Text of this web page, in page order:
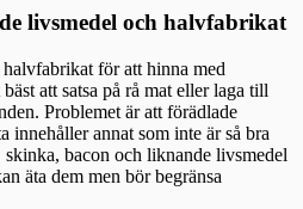
livsmedel och halvfabrikat
för att hinna med
att satsa på rå mat eller laga till
Problemet är att förädlade
innehåller annat som inte är så bra
bacon och liknande livsmedel
äta dem men bör begränsa